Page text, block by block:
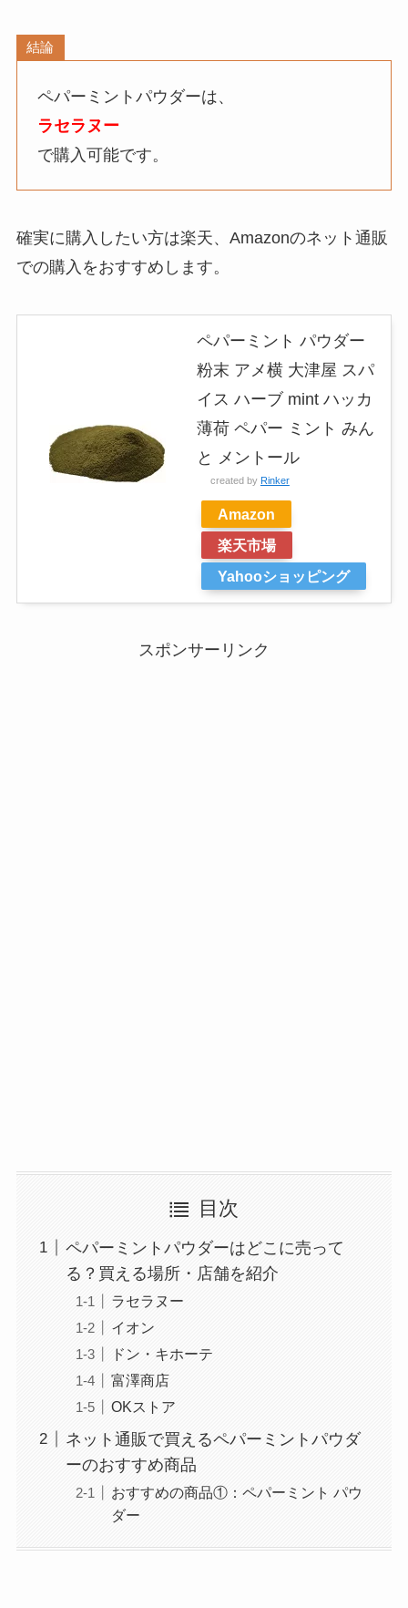
結論
ペパーミントパウダーは、
ラセラヌー
で購入可能です。
確実に購入したい方は楽天、Amazonのネット通販
での購入をおすすめします。
ペパーミント パウダー
粉末 アメ横 大津屋 スパ
イス ハーブ mint ハッカ
薄荷 ペパー ミント みん
と メントール
created by Rinker
Amazon
楽天市場
Yahooショッピング
スポンサーリンク
目次
ペパーミントパウダーはどこに売って
る？買える場所・店舗を紹介
ラセラヌー
イオン
ドン・キホーテ
富澤商店
OKストア
ネット通販で買えるペパーミントパウダ
ーのおすすめ商品
おすすめの商品①：ペパーミント パウ
ダー